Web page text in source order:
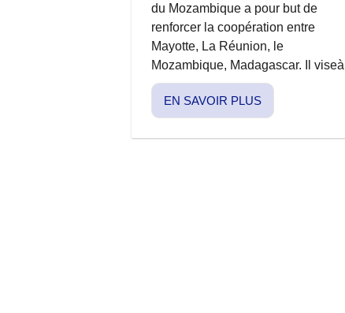
du Mozambique a pour but de
renforcer la coopération entre
Mayotte, La Réunion, le
Mozambique, Madagascar. Il
EN SAVOIR PLUS